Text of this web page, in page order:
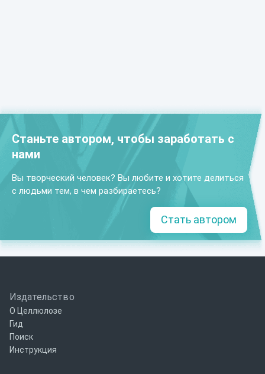
Станьте автором, чтобы заработать с
нами
Вы творческий человек? Вы любите и хотите делиться
с людьми тем, в чем разбираетесь?
Стать автором
Издательство
О Целлюлозе
Гид
Поиск
Инструкция